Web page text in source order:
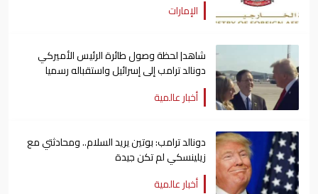
الإمارات
شاهد| لحظة وصول طائرة الرئيس الأميركي
دونالد ترامب إلى إسرائيل واستقباله رسميا
أخبار عالمية
دونالد ترامب: بوتين يريد السلام.. ومحادثتي مع
زيلينسكي لم تكن جيدة
أخبار عالمية